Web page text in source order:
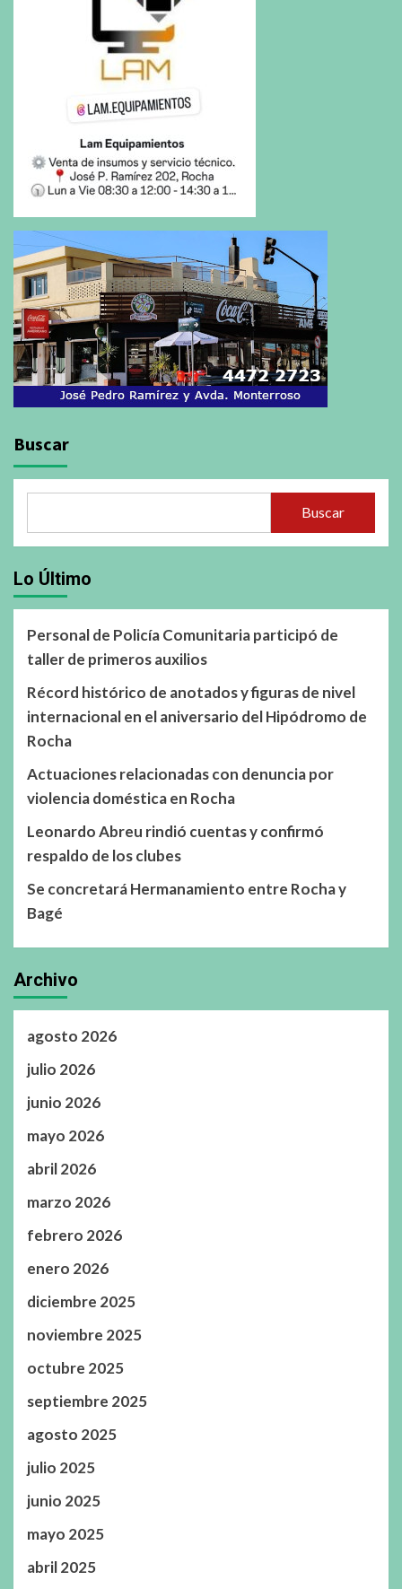
Buscar
Buscar
Lo Último
Personal de Policía Comunitaria participó de
taller de primeros auxilios
Récord histórico de anotados y figuras de nivel
internacional en el aniversario del Hipódromo de
Rocha
Actuaciones relacionadas con denuncia por
violencia doméstica en Rocha
Leonardo Abreu rindió cuentas y confirmó
respaldo de los clubes
Se concretará Hermanamiento entre Rocha y
Bagé
Archivo
agosto 2026
julio 2026
junio 2026
mayo 2026
abril 2026
marzo 2026
febrero 2026
enero 2026
diciembre 2025
noviembre 2025
octubre 2025
septiembre 2025
agosto 2025
julio 2025
junio 2025
mayo 2025
abril 2025